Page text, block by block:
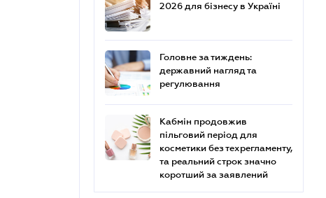
2026 для бізнесу в Україні
Головне за тиждень:
державний нагляд та
регулювання
Кабмін продовжив
пільговий період для
косметики без техрегламенту,
та реальний строк значно
коротший за заявлений